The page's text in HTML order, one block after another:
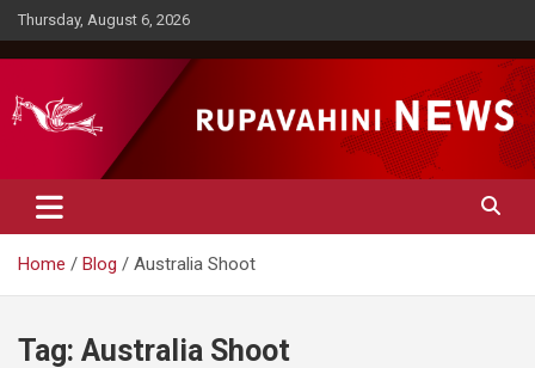
Skip
to
content
Thursday, August 6, 2026
Rupavahini News
Home Blog Australia Shoot
Tag: Australia Shoot